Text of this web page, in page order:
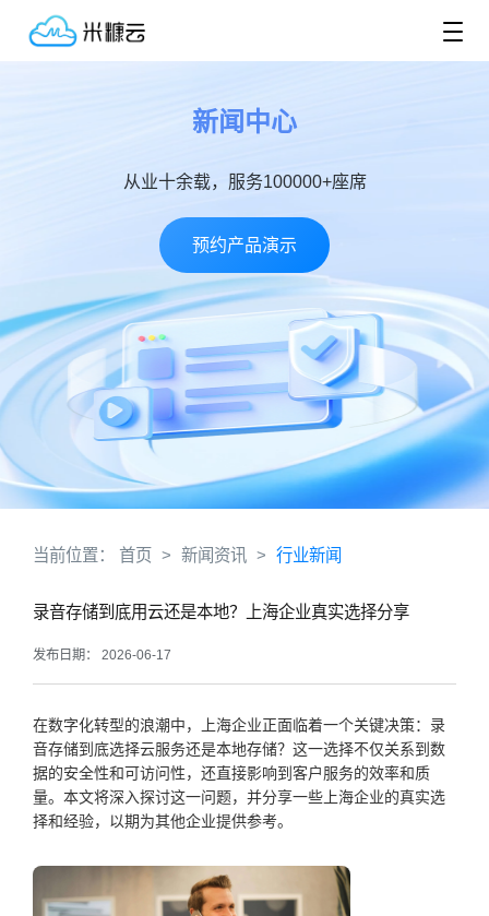
新闻中心
从业十余载，服务100000+座席
预约产品演示
当前位置： 首页 > 新闻资讯 > 行业新闻
录音存储到底用云还是本地？上海企业真实选择分享
发布日期： 2026-06-17
在数字化转型的浪潮中，上海企业正面临着一个关键决策：录
音存储到底选择云服务还是本地存储？这一选择不仅关系到数
据的安全性和可访问性，还直接影响到客户服务的效率和质
量。本文将深入探讨这一问题，并分享一些上海企业的真实选
择和经验，以期为其他企业提供参考。